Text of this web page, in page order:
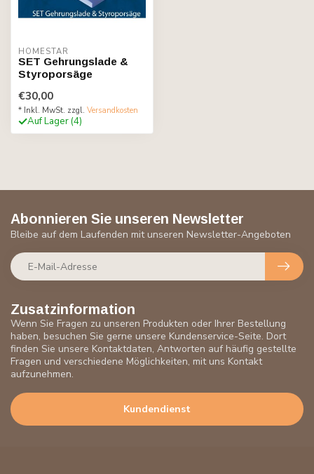
HOMESTAR
SET Gehrungslade &
Styroporsäge
€30,00
* Inkl. MwSt. zzgl. Versandkosten
Auf Lager (4)
Zusatzinformation
Wenn Sie Fragen zu unseren Produkten oder Ihrer Bestellung
haben, besuchen Sie gerne unsere Kundenservice-Seite. Dort
finden Sie unsere Kontaktdaten, Antworten auf häufig gestellte
Fragen und verschiedene Möglichkeiten, mit uns Kontakt
aufzunehmen.
Kundendienst
Abonnieren Sie unseren Newsletter
Bleibe auf dem Laufenden mit unseren Newsletter-Angeboten